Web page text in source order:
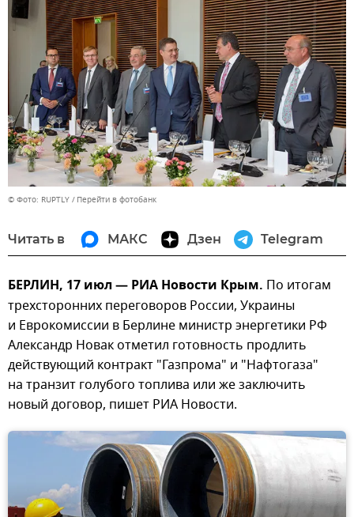
© Фото: RUPTLY Перейти в фотобанк
Читать в МАКС Дзен Telegram
БЕРЛИН, 17 июл — РИА Новости Крым. По итогам
трехсторонних переговоров России, Украины
и Еврокомиссии в Берлине министр энергетики РФ
Александр Новак отметил готовность продлить
действующий контракт "Газпрома" и "Нафтогаза"
на транзит голубого топлива или же заключить
новый договор, пишет РИА Новости.